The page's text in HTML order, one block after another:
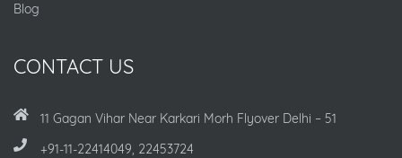
Blog
CONTACT US
11 Gagan Vihar Near Karkari Morh Flyover Delhi – 51
+91-11-22414049, 22453724